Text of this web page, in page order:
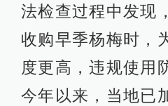
法检查过程中发现
收购早季杨梅时，
度更高，违规使用
今年以来，当地已